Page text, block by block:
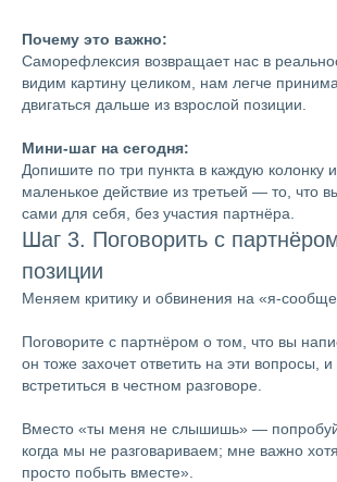
Почему это важно:
Саморефлексия возвращает нас в
видим картину целиком, нам легче
двигаться дальше из взрослой позиции.
Мини-шаг на сегодня:
Допишите по три пункта в каждую колонку
маленькое действие из третьей — то, что
сами для себя, без участия партнёра.
Шаг 3. Поговорить с
позиции
Меняем критику и обвинения на «я-
Поговорите с партнёром о том, что вы
он тоже захочет ответить на эти вопросы,
встретиться в честном разговоре.
Вместо «ты меня не слышишь» —
когда мы не разговариваем; мне важно
просто побыть вместе».